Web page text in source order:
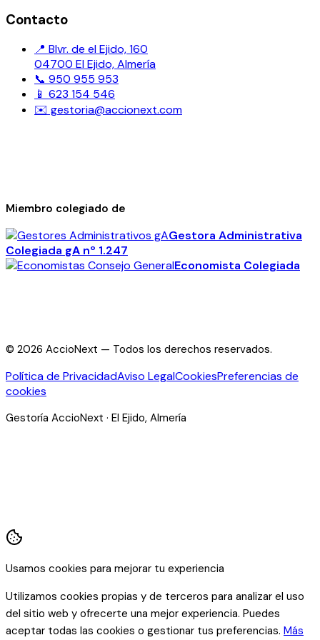
Contacto
📍 Blvr. de el Ejido, 160
04700 El Ejido, Almería
📞 950 955 953
📱 623 154 546
✉️ gestoria@accionext.com
Miembro colegiado de
Gestora Administrativa
Colegiada gA nº 1.247
Economista Colegiada
© 2026 AccioNext — Todos los derechos reservados.
Política de PrivacidadAviso LegalCookiesPreferencias de
cookies
Gestoría AccioNext · El Ejido, Almería
Usamos cookies para mejorar tu experiencia
Utilizamos cookies propias y de terceros para analizar el uso
del sitio web y ofrecerte una mejor experiencia. Puedes
aceptar todas las cookies o gestionar tus preferencias. Más